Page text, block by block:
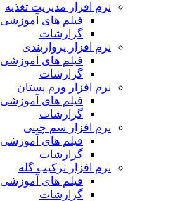
نرم افزار مدیریت تغذیه
فیلم های آموزشی
گزارشات
نرم افزار پرواربندی
فیلم های آموزشی
گزارشات
نرم افزار ورم پستان
فیلم های آموزشی
گزارشات
نرم افزار سم چینی
فیلم های آموزشی
گزارشات
نرم افزار ترکیب گله
فیلم های آموزشی
گزارشات